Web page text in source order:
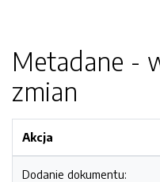
Metadane -
zmian
Akcja
Dodanie dokumentu: